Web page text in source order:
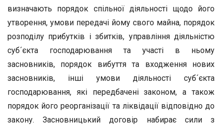
визначають порядок спільної діяльності щодо його
утворення, умови передачі йому свого майна, порядок
розподілу прибутків і збитків, управління діяльністю
суб´єкта господарювання та участі в ньому
засновників, порядок вибуття та входження нових
засновників, інші умови діяльності суб´єкта
господарювання, які передбачені законом, а також
порядок його реорганізації та ліквідації відповідно до
закону. Засновницький договір набирає сили з